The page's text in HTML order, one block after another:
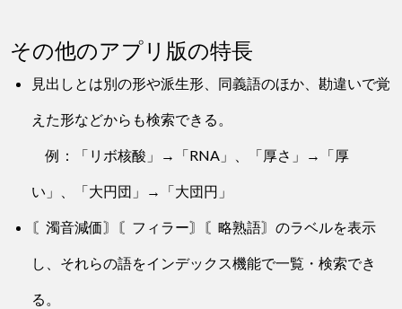
その他のアプリ版の特長
見出しとは別の形や派生形、同義語のほか、勘違いで覚
えた形などからも検索できる。
例：「リボ核酸」→「RNA」、「厚さ」→「厚
い」、「大円団」→「大団円」
〘濁音減価〙〘フィラー〙〘略熟語〙のラベルを表示
し、それらの語をインデックス機能で一覧・検索でき
る。